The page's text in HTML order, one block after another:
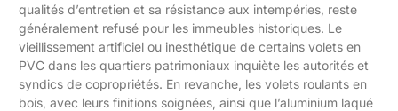
qualités d’entretien et sa résistance aux intempéries, reste
généralement refusé pour les immeubles historiques. Le
vieillissement artificiel ou inesthétique de certains volets en
PVC dans les quartiers patrimoniaux inquiète les autorités et
syndics de copropriétés. En revanche, les volets roulants en
bois, avec leurs finitions soignées, ainsi que l’aluminium laqué